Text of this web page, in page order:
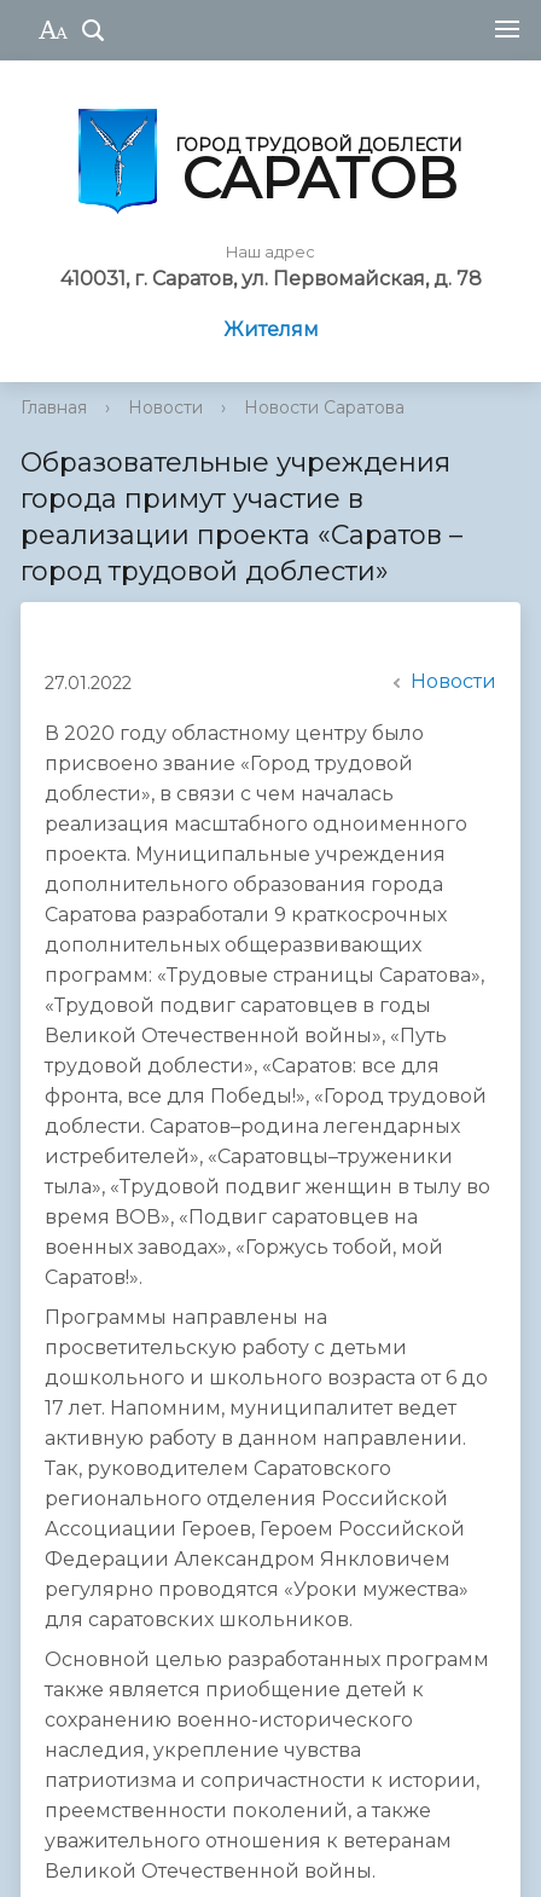
ГОРОД ТРУДОВОЙ ДОБЛЕСТИ
САРАТОВ
Наш адрес
410031, г. Саратов, ул. Первомайская, д. 78
Жителям
Главная › Новости › Новости Саратова
Образовательные учреждения
города примут участие в
реализации проекта «Саратов –
город трудовой доблести»
27.01.2022 Новости
В 2020 году областному центру было
присвоено звание «Город трудовой
доблести», в связи с чем началась
реализация масштабного одноименного
проекта. Муниципальные учреждения
дополнительного образования города
Саратова разработали 9 краткосрочных
дополнительных общеразвивающих
программ: «Трудовые страницы Саратова»,
«Трудовой подвиг саратовцев в годы
Великой Отечественной войны», «Путь
трудовой доблести», «Саратов: все для
фронта, все для Победы!», «Город трудовой
доблести. Саратов–родина легендарных
истребителей», «Саратовцы–труженики
тыла», «Трудовой подвиг женщин в тылу во
время ВОВ», «Подвиг саратовцев на
военных заводах», «Горжусь тобой, мой
Саратов!».
Программы направлены на
просветительскую работу с детьми
дошкольного и школьного возраста от 6 до
17 лет. Напомним, муниципалитет ведет
активную работу в данном направлении.
Так, руководителем Саратовского
регионального отделения Российской
Ассоциации Героев, Героем Российской
Федерации Александром Янкловичем
регулярно проводятся «Уроки мужества»
для саратовских школьников.
Основной целью разработанных программ
также является приобщение детей к
сохранению военно-исторического
наследия, укрепление чувства
патриотизма и сопричастности к истории,
преемственности поколений, а также
уважительного отношения к ветеранам
Великой Отечественной войны.